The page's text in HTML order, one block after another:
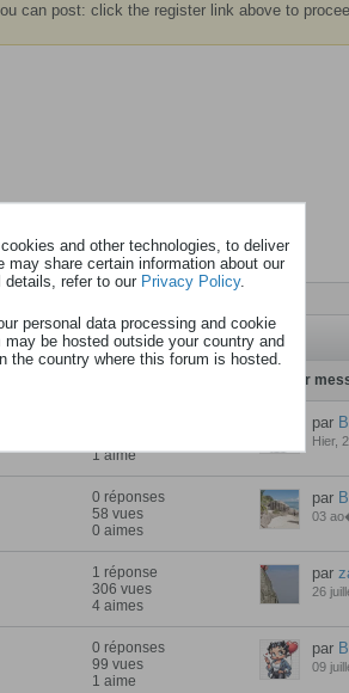
can post: click the register link above to
Dernier
1 aime
par
Hier,
0 réponses
58 vues
0 aimes
par
03
1 réponse
306 vues
4 aimes
par
26
0 réponses
99 vues
1 aime
par
09
and other technologies, to deliver
share certain information about our
details, refer to our Privacy Policy.
personal data processing and cookie
be hosted outside your country and
country where this forum is hosted.